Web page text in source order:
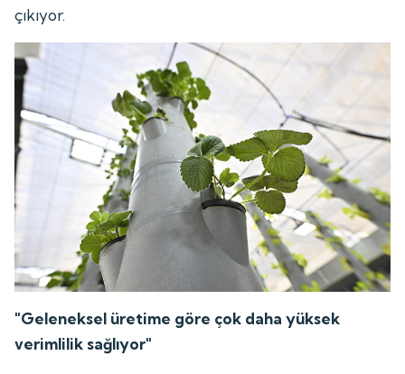
çıkıyor.
"Geleneksel üretime göre çok daha yüksek
verimlilik sağlıyor"